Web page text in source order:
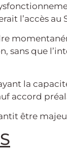
l’accès au
sans que
la
accord
être